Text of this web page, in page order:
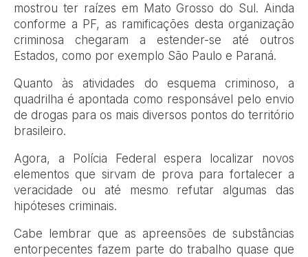
mostrou ter raízes em Mato Grosso do Sul. Ainda
conforme a PF, as ramificações desta organização
criminosa chegaram a estender-se até outros
Estados, como por exemplo São Paulo e Paraná.
Quanto às atividades do esquema criminoso, a
quadrilha é apontada como responsável pelo envio
de drogas para os mais diversos pontos do território
brasileiro.
Agora, a Polícia Federal espera localizar novos
elementos que sirvam de prova para fortalecer a
veracidade ou até mesmo refutar algumas das
hipóteses criminais.
Cabe lembrar que as apreensões de substâncias
entorpecentes fazem parte do trabalho quase que